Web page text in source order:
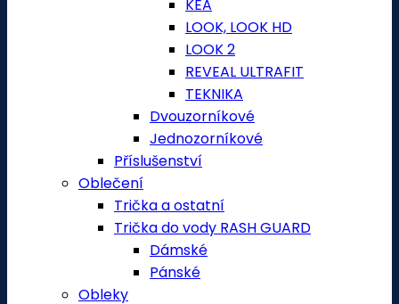
KEA
LOOK, LOOK HD
LOOK 2
REVEAL ULTRAFIT
TEKNIKA
Dvouzorníkové
Jednozorníkové
Příslušenství
Oblečení
Trička a ostatní
Trička do vody RASH GUARD
Dámské
Pánské
Obleky